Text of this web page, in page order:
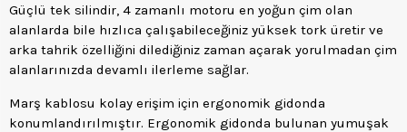
Güçlü tek silindir, 4 zamanlı motoru en yoğun çim olan
alanlarda bile hızlıca çalışabileceğiniz yüksek tork üretir ve
arka tahrik özelliğini dilediğiniz zaman açarak yorulmadan çim
alanlarınızda devamlı ilerleme sağlar.
Marş kablosu kolay erişim için ergonomik gidonda
konumlandırılmıştır. Ergonomik gidonda bulunan yumuşak